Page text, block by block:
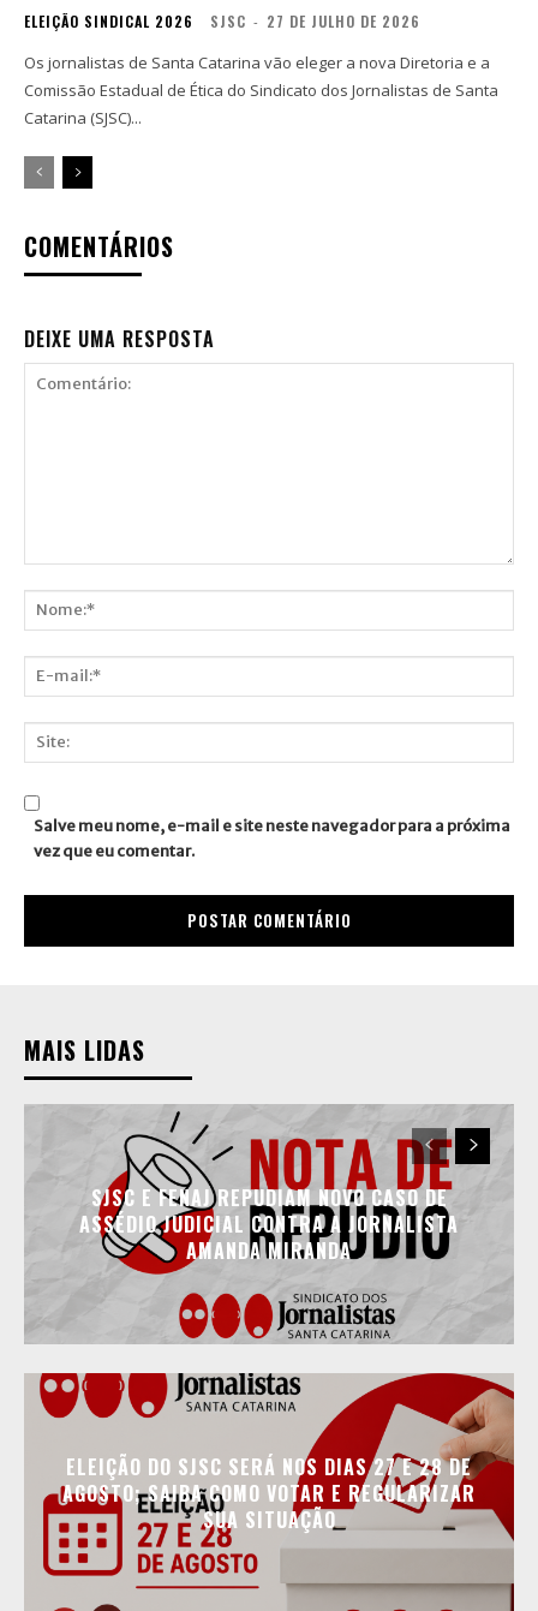
ELEIÇÃO SINDICAL 2026 SJSC - 27 DE JULHO DE 2026
Os jornalistas de Santa Catarina vão eleger a nova Diretoria e a
Comissão Estadual de Ética do Sindicato dos Jornalistas de Santa
Catarina (SJSC)...
COMENTÁRIOS
DEIXE UMA RESPOSTA
mail:*
Salve meu nome, e-mail e site neste navegador para a próxima
vez que eu comentar.
MAIS LIDAS
SJSC E FENAJ REPUDIAM NOVO CASO DE
ASSÉDIO JUDICIAL CONTRA A JORNALISTA
AMANDA MIRANDA
ELEIÇÃO DO SJSC SERÁ NOS DIAS 27 E 28 DE
AGOSTO; SAIBA COMO VOTAR E REGULARIZAR
SUA SITUAÇÃO